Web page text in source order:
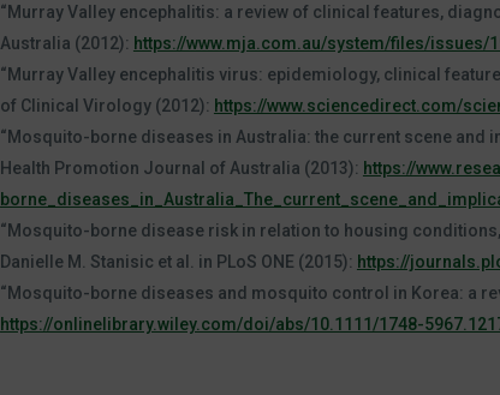
“Murray Valley encephalitis: a review of clinical features,
Australia (2012): https://www.mja.com.au/system/files/issues/
“Murray Valley encephalitis virus: epidemiology, clinical
of Clinical Virology (2012): https://www.sciencedirect.com/
“Mosquito-borne diseases in Australia: the current scene and
Health Promotion Journal of Australia (2013): https://
“Mosquito-borne disease risk in relation to housing
Danielle M. Stanisic et al. in PLoS ONE (2015): https://
“Mosquito-borne diseases and mosquito control in Korea: a
https://onlinelibrary.wiley.com/doi/abs/10.1111/1748-